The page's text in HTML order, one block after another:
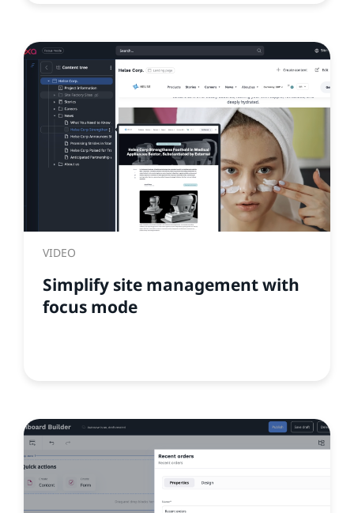
VIDEO
Simplify site management with
focus mode